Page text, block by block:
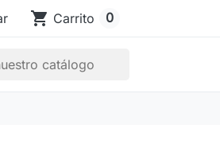
shopping_cart Carrito 0